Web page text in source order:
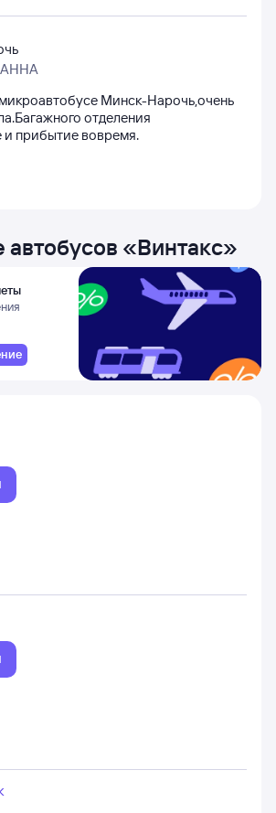
автобусов «Винтакс»
АННА
Минск-Нарочь,очень
отделения
и прибытие вовремя.